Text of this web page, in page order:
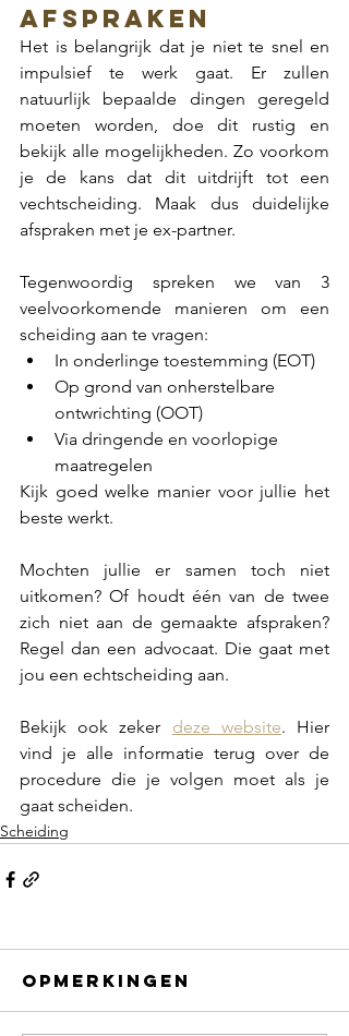
afspraken
Het is belangrijk dat je niet te snel en
impulsief te werk gaat. Er zullen
natuurlijk bepaalde dingen geregeld
moeten worden, doe dit rustig en
bekijk alle mogelijkheden. Zo voorkom
je de kans dat dit uitdrijft tot een
vechtscheiding. Maak dus duidelijke
afspraken met je ex-partner.
Tegenwoordig spreken we van 3
veelvoorkomende manieren om een
scheiding aan te vragen:
In onderlinge toestemming (EOT)
Op grond van onherstelbare
ontwrichting (OOT)
Via dringende en voorlopige
maatregelen
Kijk goed welke manier voor jullie het
beste werkt.
Mochten jullie er samen toch niet
uitkomen? Of houdt één van de twee
zich niet aan de gemaakte afspraken?
Regel dan een advocaat. Die gaat met
jou een echtscheiding aan.
Bekijk ook zeker deze website. Hier
vind je alle informatie terug over de
procedure die je volgen moet als je
gaat scheiden.
Scheiding
Opmerkingen